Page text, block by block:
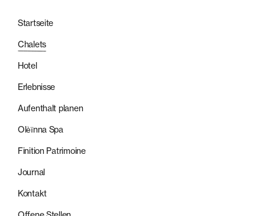
Startseite
Chalets
Hotel
Erlebnisse
Aufenthalt planen
Olèïnna Spa
Finition Patrimoine
Journal
Kontakt